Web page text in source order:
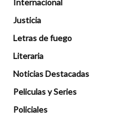
Justicia
Letras de fuego
Literaria
Noticias Destacadas
Peliculas y Series
Policiales